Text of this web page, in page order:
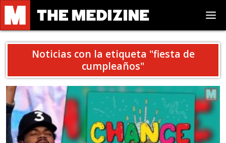
Noticias con la etiqueta "fiesta de
cumpleaños"